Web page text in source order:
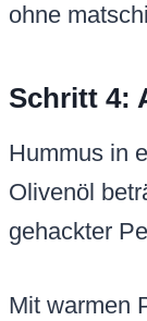
ohne
Schritt 4:
Hummus in
Olivenöl
gehackter
Mit warmen